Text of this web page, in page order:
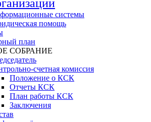
системы
помощь
план
СОБРАНИЕ
счетная комиссия
Положение о КСК
Отчеты КСК
План работы КСК
Заключения